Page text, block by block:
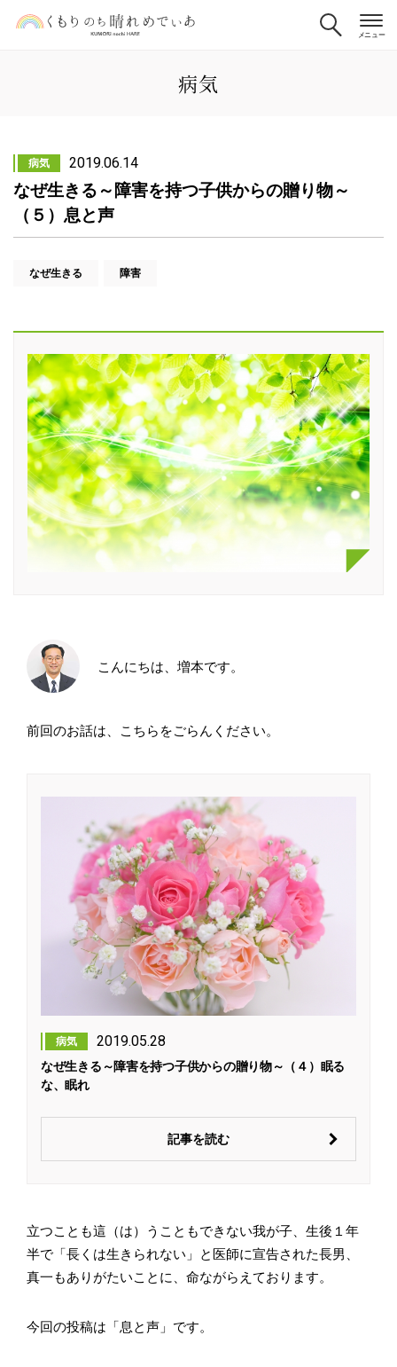
病気
病気 2019.06.14
なぜ生きる～障害を持つ子供からの贈り物～
（５）息と声
なぜ生きる 障害
こんにちは、増本です。
前回のお話は、こちらをごらんください。
病気 2019.05.28
なぜ生きる～障害を持つ子供からの贈り物～（４）眠る
な、眠れ
記事を読む
立つことも這（は）うこともできない我が子、生後１年
半で「長くは生きられない」と医師に宣告された長男、
真一もありがたいことに、命ながらえております。
今回の投稿は「息と声」です。